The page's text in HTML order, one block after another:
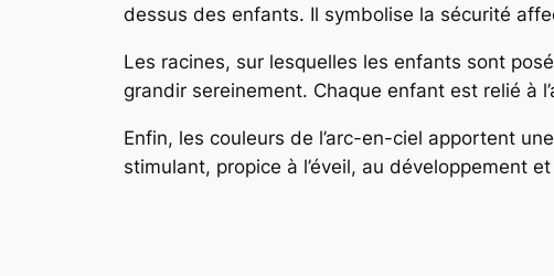
dessus des enfants. Il symbolise la sécurité
Les racines, sur lesquelles les enfants sont
grandir sereinement. Chaque enfant est relié à
Enfin, les couleurs de l’arc-en-ciel apportent
stimulant, propice à l’éveil, au développement